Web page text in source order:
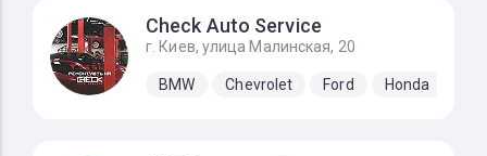
Check Auto Service
г. Киев, улица Малинская, 20
BMW Chevrolet Ford Honda